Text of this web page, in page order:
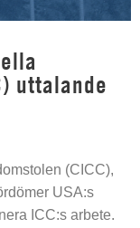
uttalande
(CICC),
USA:s
ICC:s arbete.